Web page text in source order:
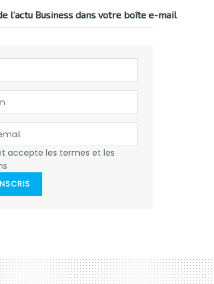
l’actu Business dans votre boîte e-mail
accepte les termes et les